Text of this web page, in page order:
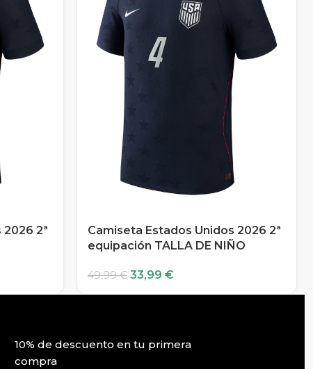
2ª
Camiseta Estados Unidos 2026 2ª
equipación TALLA DE NIÑO
49,99€ 33,99 €
10% de descuento en tu primera
compra